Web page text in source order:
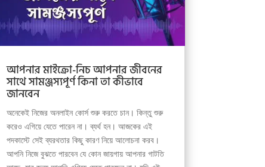
আপনার মাইক্রো-নিচ আপনার জীবনের
সাথে সামঞ্জস্যপূর্ণ কিনা তা কীভাবে
জানবেন
অনেকেই নিজের অনলাইন কোর্স শুরু করতে চান। কিন্তু শুরু
করেও এগিয়ে যেতে পারেন না। ব্যর্থ হন। আজকের এই
পদকাস্টে সেই ব্যরথতার কিছু কারণ নিয়ে আলোচনা করব।
আপনি নিজে বুঝতে পারবেন যে কোন জায়গায় আপনার গাটতি